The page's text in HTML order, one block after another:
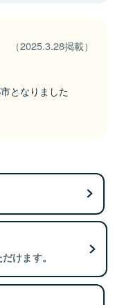
（2025.3.28掲載）
となりました
けます。